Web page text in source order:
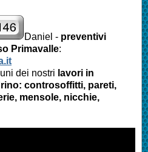
Daniel - preventivi
Primavalle:
dei nostri lavori in
: controsoffitti, pareti,
mensole, nicchie,